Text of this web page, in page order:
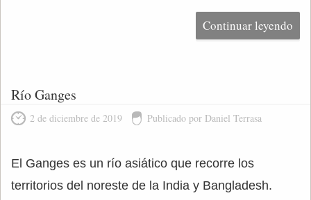
Continuar leyendo
Río Ganges
2 de diciembre de 2019 Publicado por Daniel Terrasa
El Ganges es un río asiático que recorre los
territorios del noreste de la India y Bangladesh.